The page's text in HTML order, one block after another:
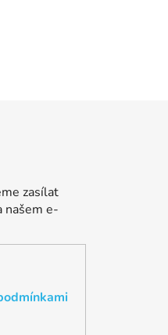
zasílat
našem e-